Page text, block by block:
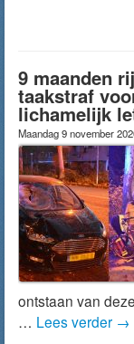
9 maanden
taakstraf
lichamelijk
Maandag 9 november
ontstaan van
… Lees verder →